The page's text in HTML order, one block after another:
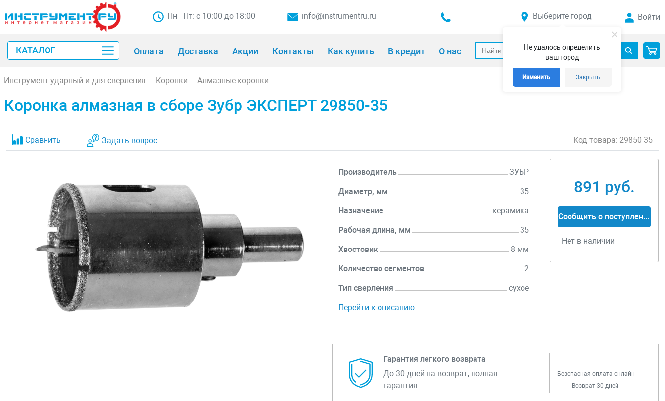
Не удалось определить
ваш город
Изменить Закрыть
Пн - Пт: с 10:00 до 18:00 info@instrumentru.ru Выберите город Войти
КАТАЛОГ Оплата Доставка Акции Контакты Как купить В кредит О нас
Инструмент ударный и для сверления Коронки Алмазные коронки
Коронка алмазная в сборе Зубр ЭКСПЕРТ 29850-35
Сравнить Задать вопрос Код товара: 29850-35
Производитель ЗУБР
Диаметр, мм 35
Назначение керамика
Рабочая длина, мм 35
Хвостовик 8 мм
Количество сегментов 2
Тип сверления сухое
Перейти к описанию
891 руб.
Сообщить о поступлении
Нет в наличии
Гарантия легкого возврата
До 30 дней на возврат, полная
гарантия
Безопасная оплата онлайн
Возврат 30 дней